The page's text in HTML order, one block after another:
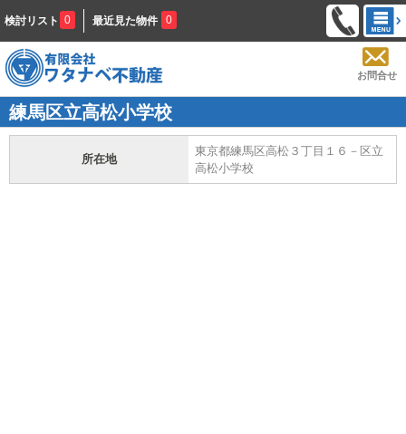
検討リスト 0 最近見た物件 0
お問合せ
練馬区立高松小学校
所在地
東京都練馬区高松３丁目１６－区立
高松小学校